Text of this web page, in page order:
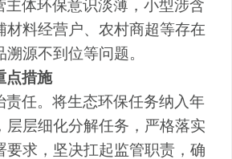
主体环保意识淡薄，小型涉含
材料经营户、农村商超等存在
源不到位等问题。
点措施
责任。将生态环保任务纳入年
层层细化分解任务，严格落实
要求，坚决扛起监管职责 ，确